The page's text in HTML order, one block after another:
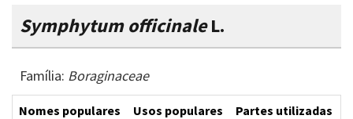
Symphytum officinaleL.
Família: Boraginaceae
Nomes populares Usos populares Partes utilizadas